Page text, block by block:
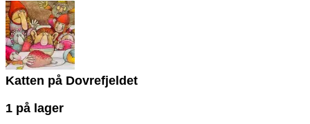
Katten på Dovrefjeldet
1 på lager